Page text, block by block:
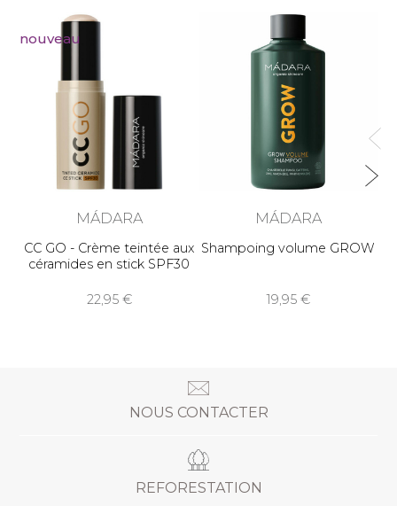
nouveau
MÁDARA
CC GO - Crème teintée aux
céramides en stick SPF30
22,95
MÁDARA
Shampoing volume GROW
19,95
NOUS CONTACTER
REFORESTATION